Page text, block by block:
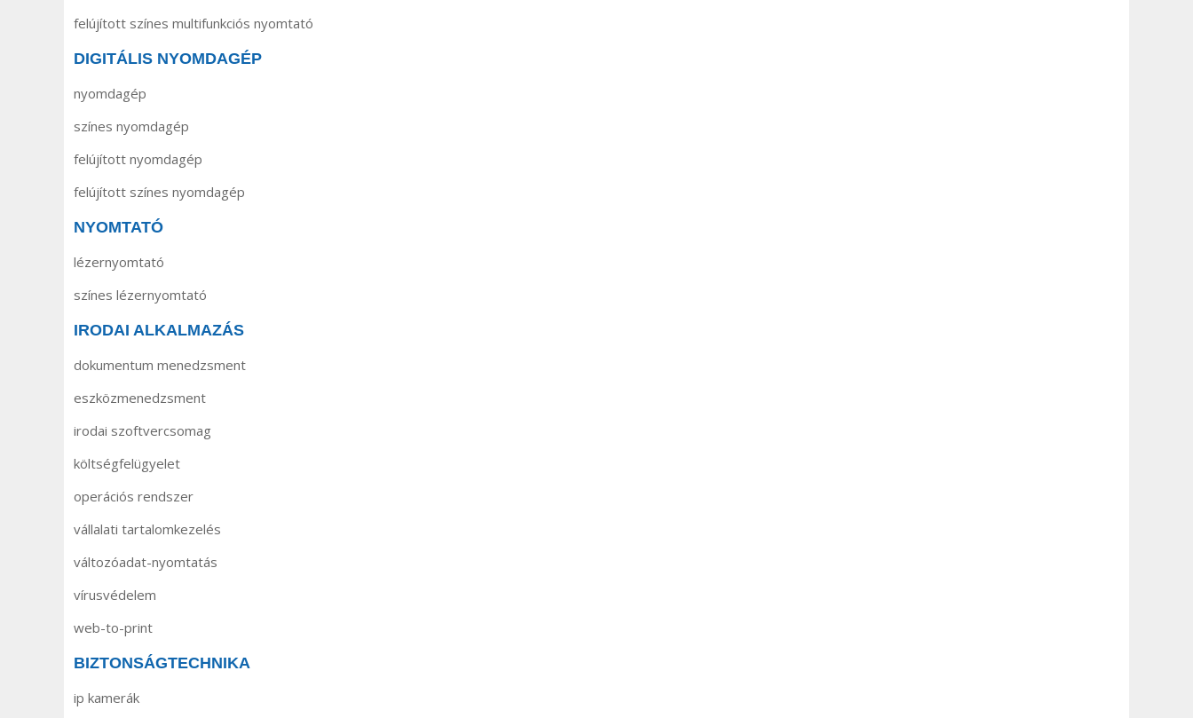
felújított színes multifunkciós nyomtató
DIGITÁLIS NYOMDAGÉP
nyomdagép
színes nyomdagép
felújított nyomdagép
felújított színes nyomdagép
NYOMTATÓ
lézernyomtató
színes lézernyomtató
IRODAI ALKALMAZÁS
dokumentum menedzsment
eszközmenedzsment
irodai szoftvercsomag
költségfelügyelet
operációs rendszer
vállalati tartalomkezelés
változóadat-nyomtatás
vírusvédelem
web-to-print
BIZTONSÁGTECHNIKA
ip kamerák